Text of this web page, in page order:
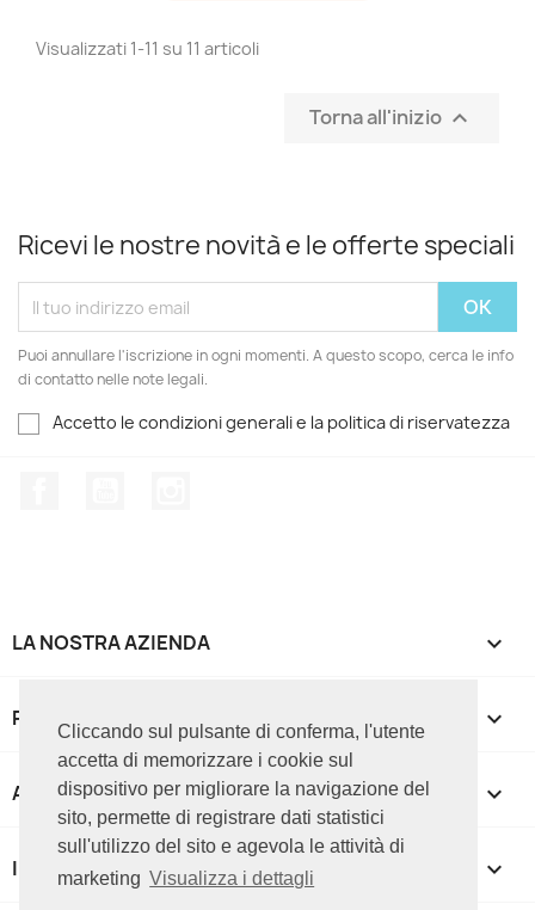
Cliccando sul pulsante di conferma, l'utente
accetta di memorizzare i cookie sul
dispositivo per migliorare la navigazione del
sito, permette di registrare dati statistici
sull'utilizzo del sito e agevola le attività di
marketing Visualizza i dettagli
Visualizzati 1-11 su 11 articoli
Torna all'inizio 
Ricevi le nostre novità e le offerte speciali
Puoi annullare l'iscrizione in ogni momenti. A questo scopo, cerca le info
di contatto nelle note legali.
Accetto le condizioni generali e la politica di riservatezza
LA NOSTRA AZIENDA 
PRODOTTI 
APPROFONDIMENTI 
IL TUO ACCOUNT 